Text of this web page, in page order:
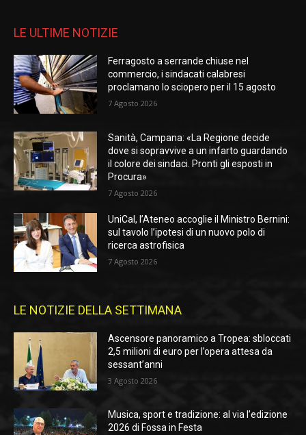
LE ULTIME NOTIZIE
Ferragosto a serrande chiuse nel
commercio, i sindacati calabresi
proclamano lo sciopero per il 15 agosto
7 Agosto 2026
Sanità, Campana: «La Regione decide
dove si sopravvive a un infarto guardando
il colore dei sindaci. Pronti gli esposti in
Procura»
7 Agosto 2026
UniCal, l’Ateneo accoglie il Ministro Bernini:
sul tavolo l’ipotesi di un nuovo polo di
ricerca astrofisica
7 Agosto 2026
LE NOTIZIE DELLA SETTIMANA
Ascensore panoramico a Tropea: sbloccati
2,5 milioni di euro per l’opera attesa da
sessant’anni
3 Agosto 2026
Musica, sport e tradizione: al via l’edizione
2026 di Fossa in Festa